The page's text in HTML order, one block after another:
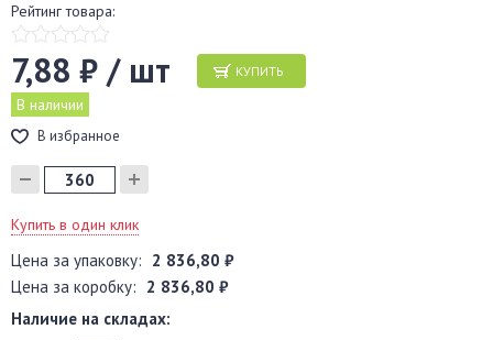
Рейтинг товара:
7,88 ₽ / шт КУПИТЬ
В наличии
В избранное
Купить в один клик
Цена за упаковку: 2 836,80 ₽
Цена за коробку: 2 836,80 ₽
Наличие на складах: